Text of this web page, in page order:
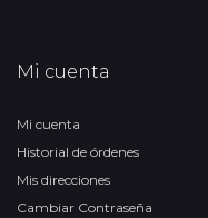
Mi cuenta
Mi cuenta
Historial de órdenes
Mis direcciones
Cambiar Contraseña